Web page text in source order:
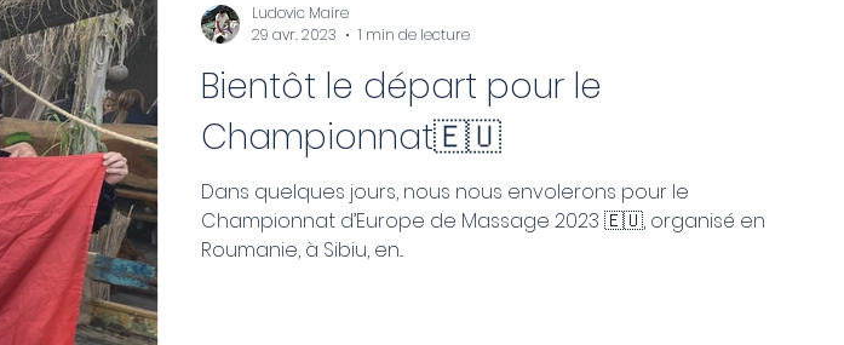
Bientôt le départ pour le
Championnat🇪🇺
Dans quelques jours, nous nous envolerons pour le
Championnat d’Europe de Massage 2023 🇪🇺, organisé en
Roumanie, à Sibiu, en...
Ludovic Maire
29 avr. 2023
1 min de lecture